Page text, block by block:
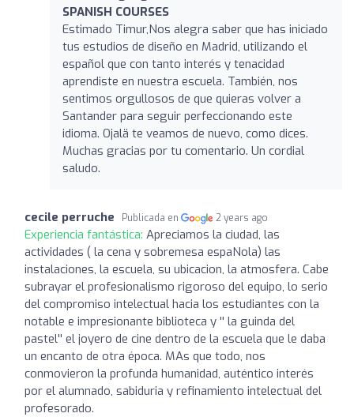
SPANISH COURSES
Estimado Timur,Nos alegra saber que has iniciado
tus estudios de diseño en Madrid, utilizando el
español que con tanto interés y tenacidad
aprendiste en nuestra escuela. También, nos
sentimos orgullosos de que quieras volver a
Santander para seguir perfeccionando este
idioma. Ojalä te veamos de nuevo, como dices.
Muchas gracias por tu comentario. Un cordial
saludo.
cecile perruche Publicada en 2 years ago
Experiencia fantástica: Apreciamos la ciudad, las
actividades ( la cena y sobremesa espaNola) las
instalaciones, la escuela, su ubicacion, la atmosfera. Cabe
subrayar el profesionalismo rigoroso del equipo, lo serio
del compromiso intelectual hacia los estudiantes con la
notable e impresionante biblioteca y '' la guinda del
pastel'' el joyero de cine dentro de la escuela que le daba
un encanto de otra época. MAs que todo, nos
conmovieron la profunda humanidad, auténtico interés
por el alumnado, sabiduria y refinamiento intelectual del
profesorado.